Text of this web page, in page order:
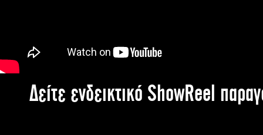
Δείτε ενδεικτικό ShowReel